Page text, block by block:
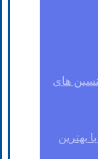
های
بهترین